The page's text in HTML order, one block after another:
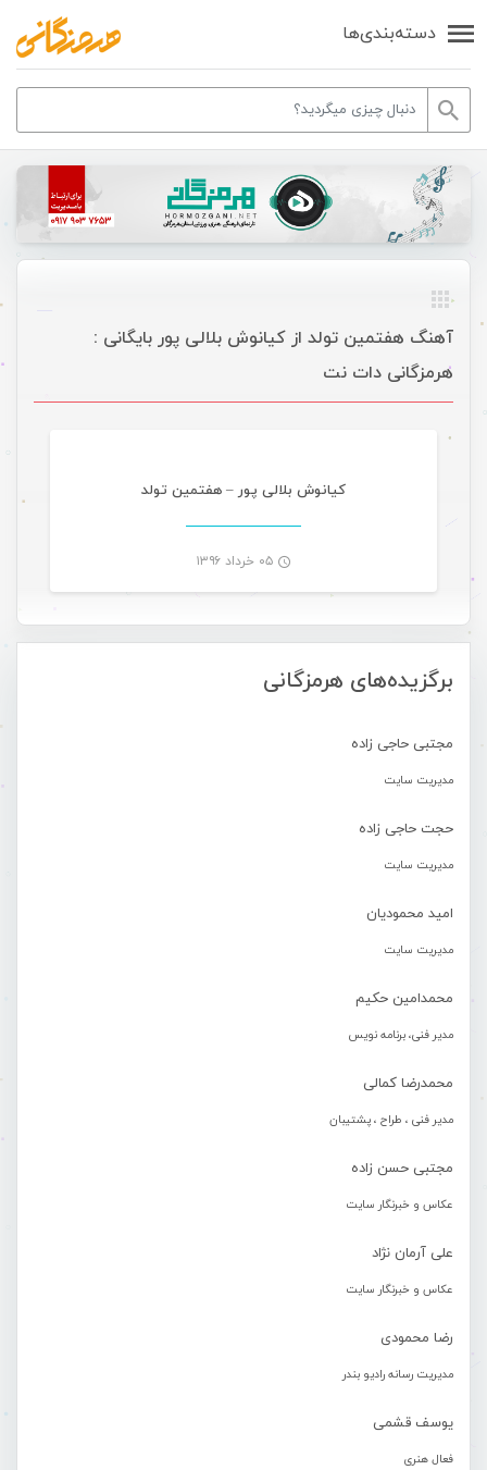
دسته‌بندی‌ها
برگزیده‌های هرمزگانی
مجتبی حاجی زاده
مدیریت سایت
حجت حاجی زاده
مدیریت سایت
امید محمودیان
مدیریت سایت
محمدامین حکیم
مدیر فنی، برنامه نویس
محمدرضا کمالی
مدیر فنی ، طراح ، پشتیبان
مجتبی حسن زاده
عکاس و خبرنگار سایت
علی آرمان نژاد
عکاس و خبرنگار سایت
رضا محمودی
مدیریت رسانه رادیو بندر
یوسف قشمی
فعال هنری
آهنگ هفتمین تولد از کیانوش بلالی پور بایگانی :
هرمزگانی دات نت
کیانوش بلالی پور – هفتمین تولد
۰۵ خرداد ۱۳۹۶